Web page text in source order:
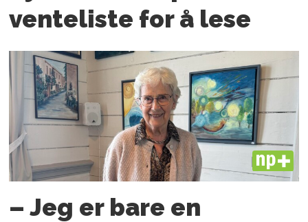
venteliste for å lese
PLUS
– Jeg er bare en